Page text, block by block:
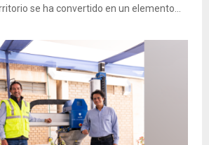
se ha convertido en un elemento...